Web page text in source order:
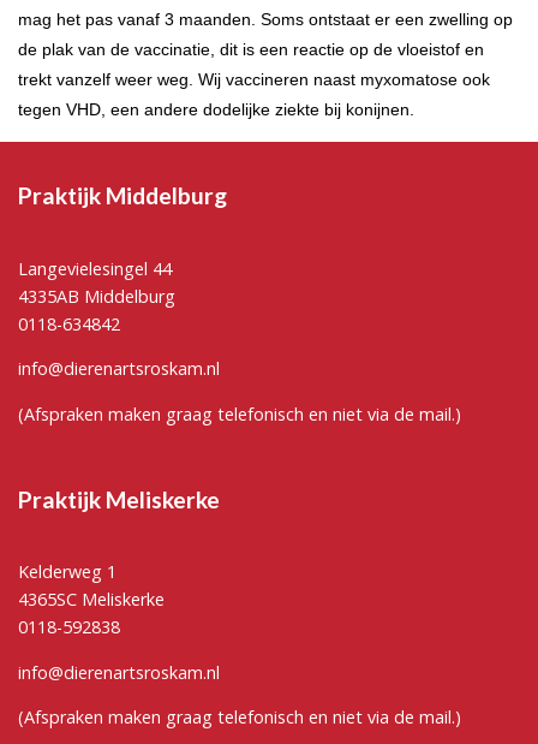
mag het pas vanaf 3 maanden. Soms ontstaat er een zwelling op
de plak van de vaccinatie, dit is een reactie op de vloeistof en
trekt vanzelf weer weg. Wij vaccineren naast myxomatose ook
tegen VHD, een andere dodelijke ziekte bij konijnen.
Praktijk Middelburg
Langevielesingel 44
4335AB Middelburg
0118-634842
info@dierenartsroskam.nl
(Afspraken maken graag telefonisch en niet via de mail.)
Praktijk Meliskerke
Kelderweg 1
4365SC Meliskerke
0118-592838
info@dierenartsroskam.nl
(Afspraken maken graag telefonisch en niet via de mail.)